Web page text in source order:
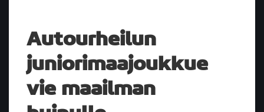
Autourheilun
juniorimaajoukkue
vie maailman